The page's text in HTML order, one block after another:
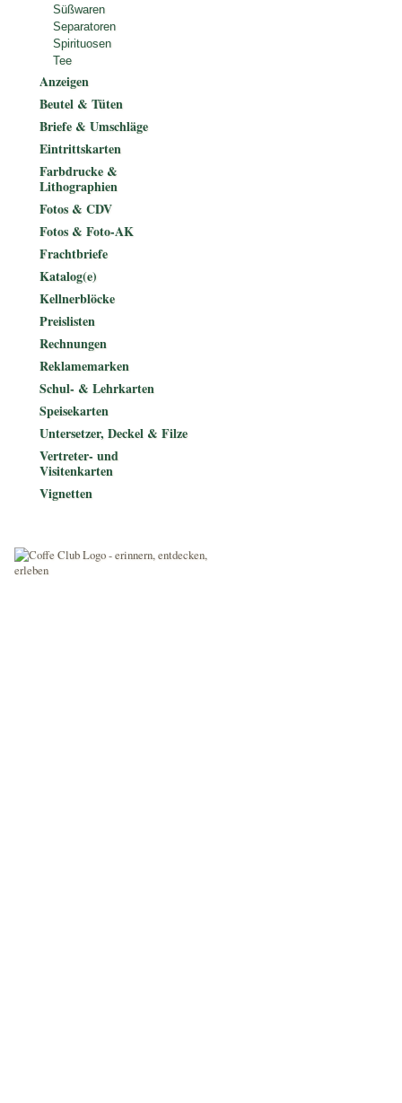
Süßwaren
Separatoren
Spirituosen
Tee
Anzeigen
Beutel & Tüten
Briefe & Umschläge
Eintrittskarten
Farbdrucke &
Lithographien
Fotos & CDV
Fotos & Foto-AK
Frachtbriefe
Katalog(e)
Kellnerblöcke
Preislisten
Rechnungen
Reklamemarken
Schul- & Lehrkarten
Speisekarten
Untersetzer, Deckel & Filze
Vertreter- und
Visitenkarten
Vignetten